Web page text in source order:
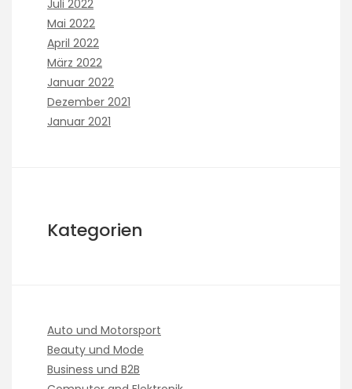
Juli 2022
Mai 2022
April 2022
März 2022
Januar 2022
Dezember 2021
Januar 2021
Kategorien
Auto und Motorsport
Beauty und Mode
Business und B2B